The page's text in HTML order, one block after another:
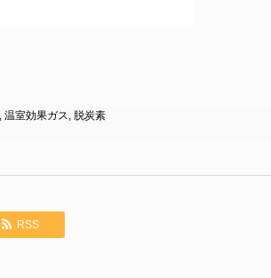
温室効果ガス 脱炭素
RSS